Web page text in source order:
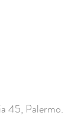
45, Palermo.